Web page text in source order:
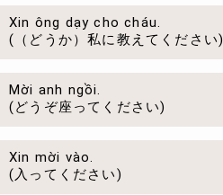
Xin ông dạy cho cháu.
(（どうか）私に教えてください)
Mời anh ngồi.
(どうぞ座ってください)
Xin mời vào.
(入ってください)